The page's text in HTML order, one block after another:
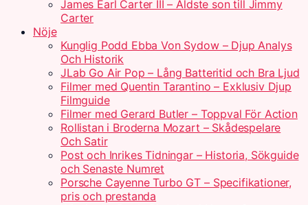
James Earl Carter III – Äldste son till Jimmy
Carter
Nöje
Kunglig Podd Ebba Von Sydow – Djup Analys
Och Historik
JLab Go Air Pop – Lång Batteritid och Bra Ljud
Filmer med Quentin Tarantino – Exklusiv Djup
Filmguide
Filmer med Gerard Butler – Toppval För Action
Rollistan i Broderna Mozart – Skådespelare
Och Satir
Post och Inrikes Tidningar – Historia, Sökguide
och Senaste Numret
Porsche Cayenne Turbo GT – Specifikationer,
pris och prestanda